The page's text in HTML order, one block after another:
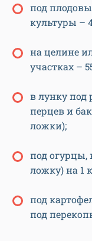
под
культуры –
на целине
участках –
в лунку под
перцев и
ложки);
под огурцы,
ложку) на 1
под
под